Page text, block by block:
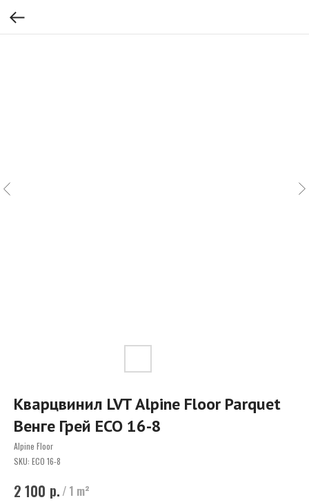
Кварцвинил LVT Alpine Floor Parquet
Венге Грей ECO 16-8
Alpine Floor
SKU: ECO 16-8
2 100 р. / 1 m²